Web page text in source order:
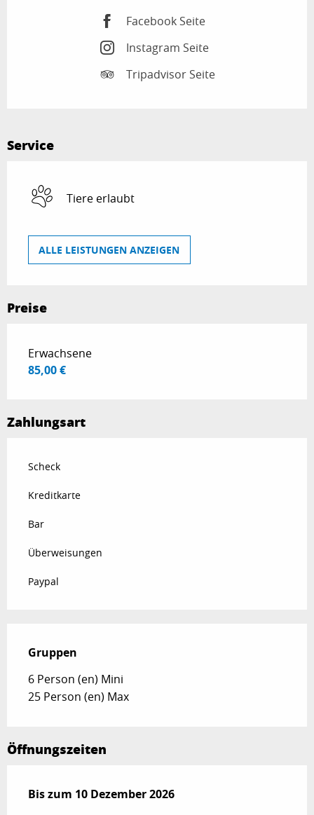
Facebook Seite
Instagram Seite
Tripadvisor Seite
Service
Tiere erlaubt
ALLE LEISTUNGEN ANZEIGEN
Preise
Preise 2026
Erwachsene
85,00 €
Zahlungsart
Scheck
Kreditkarte
Bar
Überweisungen
Paypal
Gruppen
Gruppen
6 Person (en) Mini
25 Person (en) Max
Öffnungszeiten
vom1 Februar 2026bis zum
Bis zum 10 Dezember 2026